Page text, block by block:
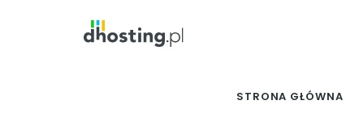
STRONA GŁÓWNA